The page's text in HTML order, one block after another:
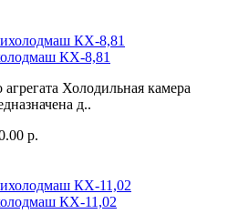
КХ-8,81
Холодильная камера
д..
р.
КХ-11,02